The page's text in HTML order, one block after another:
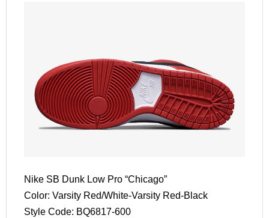
Nike SB Dunk Low Pro “Chicago”
Color: Varsity Red/White-Varsity Red-Black
Style Code: BQ6817-600